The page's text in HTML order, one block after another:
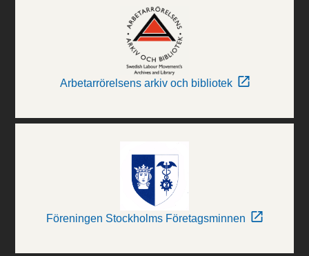
Arbetarrörelsens arkiv och bibliotek
Föreningen Stockholms Företagsminnen